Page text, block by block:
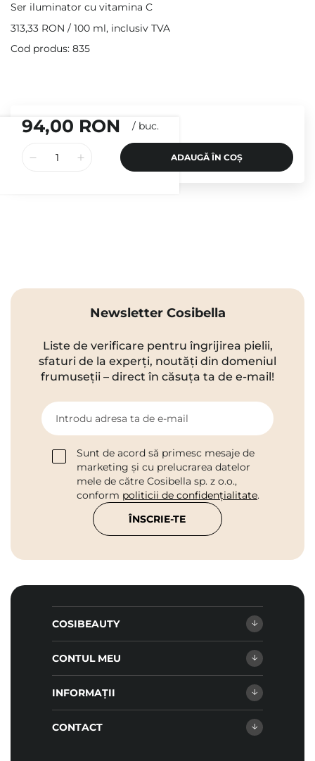
94,00 RON / buc.
ADAUGĂ ÎN COȘ
Ser iluminator cu vitamina C
313,33 RON / 100 ml, inclusiv TVA
Cod produs: 835
Newsletter Cosibella
Liste de verificare pentru îngrijirea pielii,
sfaturi de la experți, noutăți din domeniul
frumuseții – direct în căsuța ta de e-mail!
Introdu adresa ta de e-mail
Sunt de acord să primesc mesaje de
marketing și cu prelucrarea datelor
mele de către Cosibella sp. z o.o.,
conform politicii de confidențialitate.
ÎNSCRIE-TE
COSIBEAUTY
CONTUL MEU
INFORMAȚII
CONTACT